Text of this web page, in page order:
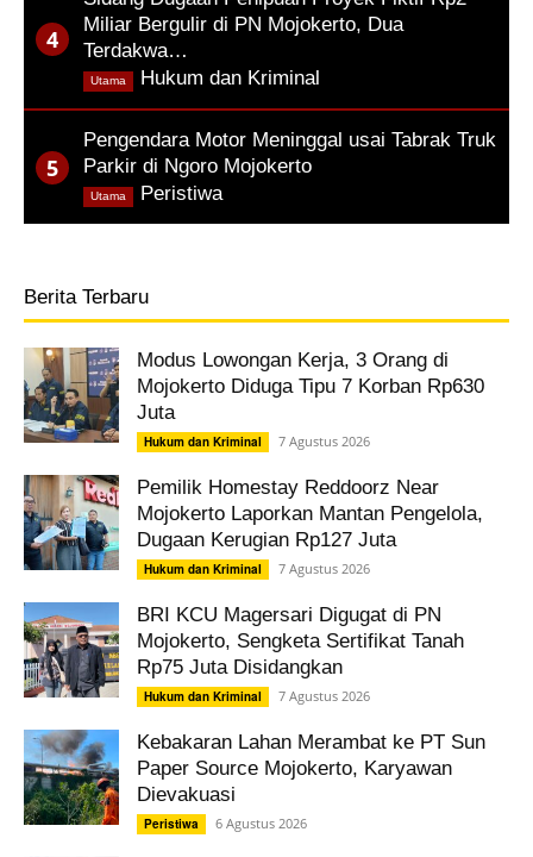
Miliar Bergulir di PN Mojokerto, Dua
Terdakwa…
Hukum dan Kriminal
Utama
Pengendara Motor Meninggal usai Tabrak Truk
Parkir di Ngoro Mojokerto
Peristiwa,
Utama
Berita Terbaru
Modus Lowongan Kerja, 3 Orang di
Mojokerto Diduga Tipu 7 Korban Rp630
Juta
Hukum dan Kriminal 7 Agustus 2026
Pemilik Homestay Reddoorz Near
Mojokerto Laporkan Mantan Pengelola,
Dugaan Kerugian Rp127 Juta
Hukum dan Kriminal 7 Agustus 2026
BRI KCU Magersari Digugat di PN
Mojokerto, Sengketa Sertifikat Tanah
Rp75 Juta Disidangkan
Hukum dan Kriminal 7 Agustus 2026
Kebakaran Lahan Merambat ke PT Sun
Paper Source Mojokerto, Karyawan
Dievakuasi
Peristiwa 6 Agustus 2026